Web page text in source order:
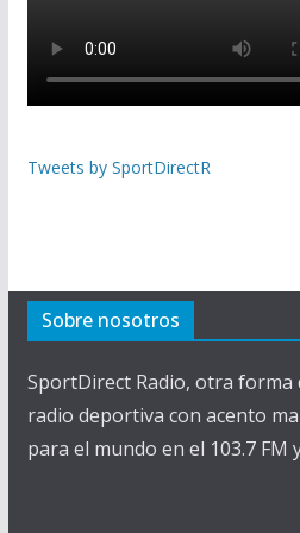
Tweets by SportDirectR
Sobre nosotros
SportDirect Radio, otra forma
radio deportiva con acento
para el mundo en el 103.7